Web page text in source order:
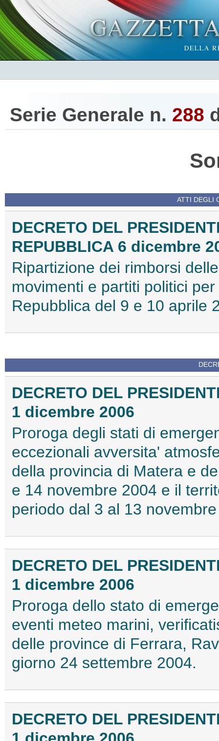
Serie Generale n. 288
ATTI DEGLI
DECRETO DEL
REPUBBLICA 6 dicembre
Ripartizione dei rimborsi
movimenti e partiti politici
Repubblica del 9 e 10 aprile
DECRETO DEL
1 dicembre 2006
Proroga degli stati di
eccezionali avversita'
della provincia di Matera e
e 14 novembre 2004 e il
periodo dal 3 al 13
DECRETO DEL
1 dicembre 2006
Proroga dello stato di
eventi meteo marini,
delle province di Ferrara,
giorno 24 settembre 2004.
DECRETO DEL